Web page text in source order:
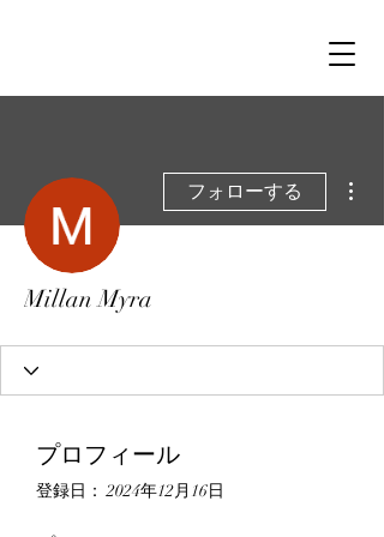
フォローする
Millan Myra
プロフィール
登録日： 2024年12月16日